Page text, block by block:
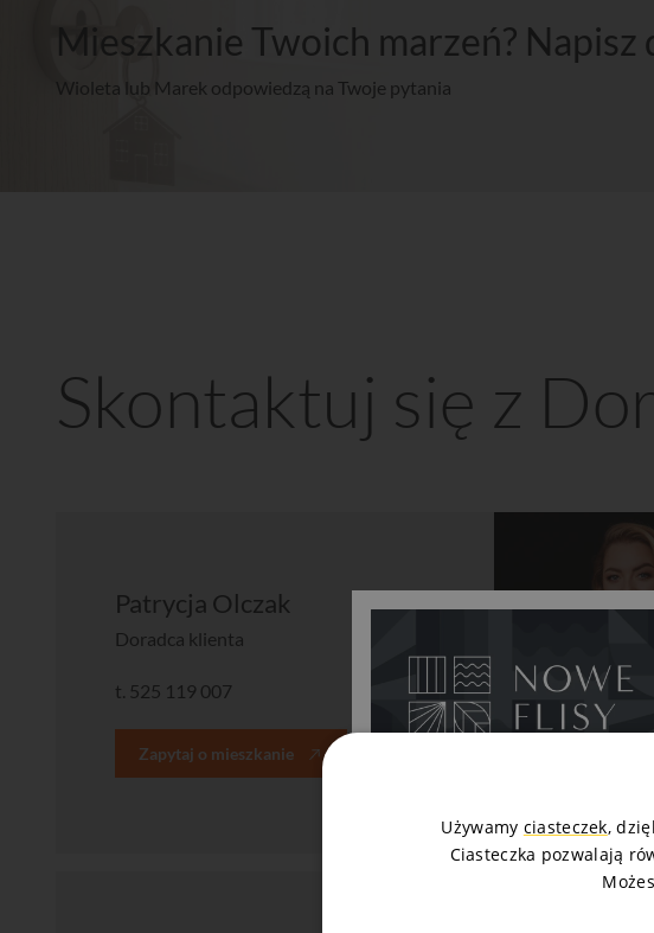
Mieszkanie Twoich marzeń? Napisz
Wioleta lub Marek odpowiedzą na Twoje pytania
Skontaktuj się z
Patrycja Olczak
Doradca klienta
t. 525 119 007
Zapytaj o mieszkanie
Używamy ciasteczek,
Ciasteczka pozwalają